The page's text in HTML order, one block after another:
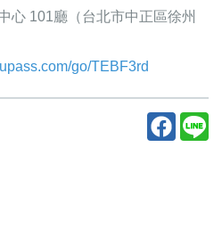
心 101廳（台北市中正區徐州
go/TEBF3rd